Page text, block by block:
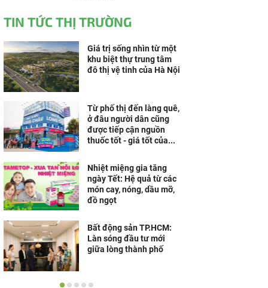
TIN TỨC THỊ TRƯỜNG
Giá trị sống nhìn từ một
khu biệt thự trung tâm
đô thị vệ tinh của Hà Nội
Từ phố thị đến làng quê,
ở đâu người dân cũng
được tiếp cận nguồn
thuốc tốt - giá tốt của...
Nhiệt miệng gia tăng
ngày Tết: Hệ quả từ các
món cay, nóng, dầu mỡ,
đồ ngọt
Bất động sản TP.HCM:
Làn sóng đầu tư mới
giữa lòng thành phố